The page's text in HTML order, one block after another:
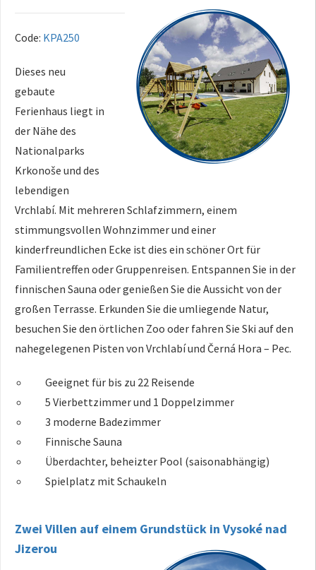
Code: KPA250
Dieses neu
gebaute
Ferienhaus liegt in
der Nähe des
Nationalparks
Krkonoše und des
lebendigen
Vrchlabí. Mit mehreren Schlafzimmern, einem
stimmungsvollen Wohnzimmer und einer
kinderfreundlichen Ecke ist dies ein schöner Ort für
Familientreffen oder Gruppenreisen. Entspannen Sie in der
finnischen Sauna oder genießen Sie die Aussicht von der
großen Terrasse. Erkunden Sie die umliegende Natur,
besuchen Sie den örtlichen Zoo oder fahren Sie Ski auf den
nahegelegenen Pisten von Vrchlabí und Černá Hora – Pec.
Geeignet für bis zu 22 Reisende
5 Vierbettzimmer und 1 Doppelzimmer
3 moderne Badezimmer
Finnische Sauna
Überdachter, beheizter Pool (saisonabhängig)
Spielplatz mit Schaukeln
Zwei Villen auf einem Grundstück in Vysoké nad
Jizerou